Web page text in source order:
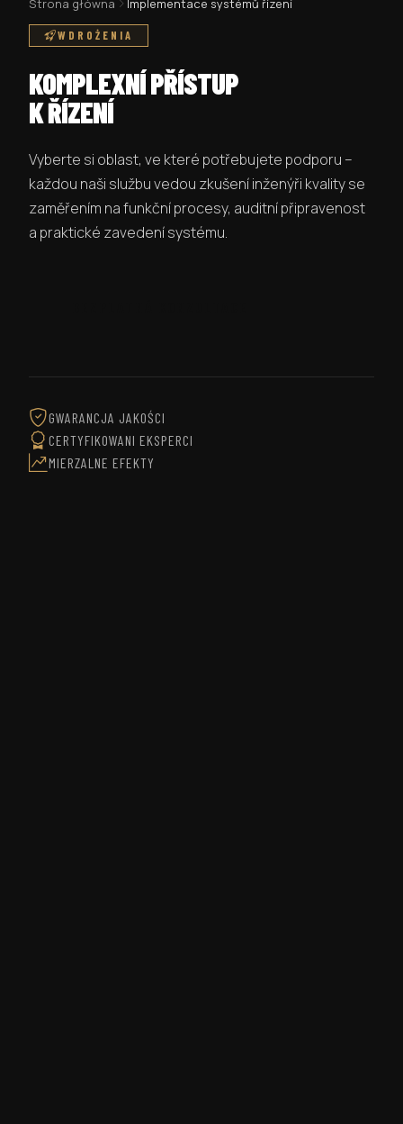
Strona główna Implementace systémů řízení
WDROŻENIA
KOMPLEXNÍ PŘÍSTUP
K ŘÍZENÍ
Vyberte si oblast, ve které potřebujete podporu –
každou naši službu vedou zkušení inženýři kvality se
zaměřením na funkční procesy, auditní připravenost
a praktické zavedení systému.
GWARANCJA JAKOŚCI
CERTYFIKOWANI EKSPERCI
MIERZALNE EFEKTY